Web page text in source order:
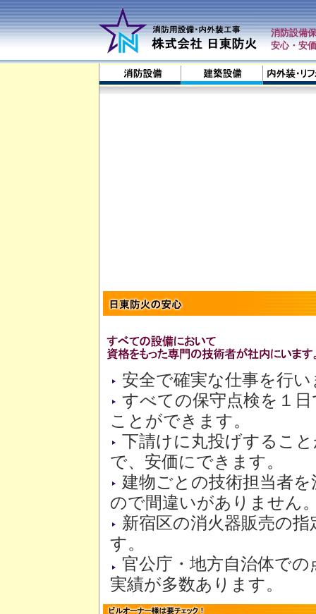
消防設備
安心・安
安全で確実な仕事を行
すべての保守点検を１
ことができます。
下請けに丸投げするこ
で、安価にできます。
建物ごとの技術担当者
ので間違いがありません
新宿区の消火器販売の指
す。
官公庁・地方自治体での
実績が多数あります。